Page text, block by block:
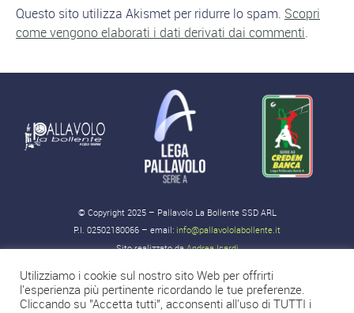
Questo sito utilizza Akismet per ridurre lo spam. Scopri
come vengono elaborati i dati derivati dai commenti.
© Copyright 2025 – Pallavolo La Bollente SSD ARL
P.I. 02502180066 – email: info@pallavololabollente.it
Sito realizzato daAndrea Icardi
Utilizziamo i cookie sul nostro sito Web per offrirti
l'esperienza più pertinente ricordando le tue preferenze.
Cliccando su "Accetta tutti", acconsenti all'uso di TUTTI i